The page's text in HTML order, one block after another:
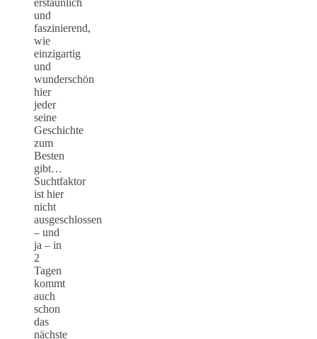
erstaunlich
und
faszinierend,
wie
einzigartig
und
wunderschön
hier
jeder
seine
Geschichte
zum
Besten
gibt…
Suchtfaktor
ist hier
nicht
ausgeschlossen
– und
ja – in
2
Tagen
kommt
auch
schon
das
nächste